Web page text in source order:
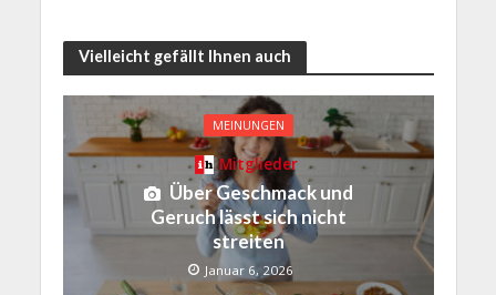
Vielleicht gefällt Ihnen auch
MEINUNGEN
Mitglieder
Über Geschmack und
Geruch lässt sich nicht
streiten
Januar 6, 2026